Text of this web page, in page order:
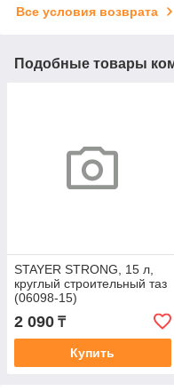
Все условия возврата
Подобные товары
STAYER STRONG, 15 л,
круглый строительный таз
(06098-15)
2 090 ₸
Купить